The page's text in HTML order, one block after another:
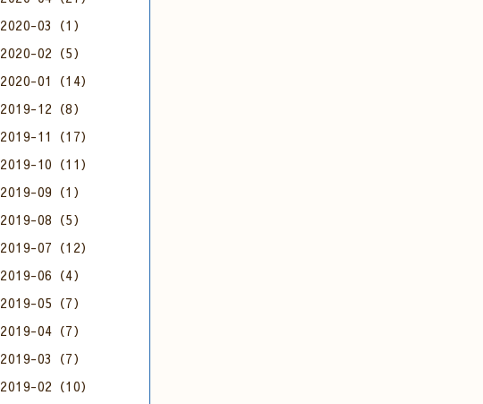
2020-03（1）
2020-02（5）
2020-01（14）
2019-12（8）
2019-11（17）
2019-10（11）
2019-09（1）
2019-08（5）
2019-07（12）
2019-06（4）
2019-05（7）
2019-04（7）
2019-03（7）
2019-02（10）